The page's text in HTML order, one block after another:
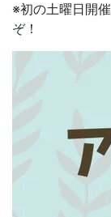
※初の土曜日開
ぞ！